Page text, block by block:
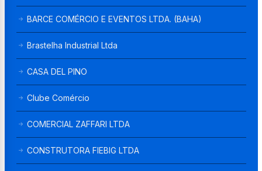
BARCE COMÉRCIO E EVENTOS LTDA. (BAHA)
Brastelha Industrial Ltda
CASA DEL PINO
Clube Comércio
COMERCIAL ZAFFARI LTDA
CONSTRUTORA FIEBIG LTDA